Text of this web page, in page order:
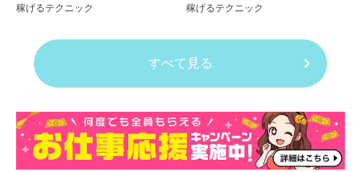
稼げるテクニック
くない例も紹介
稼げるテクニック
すべて見る